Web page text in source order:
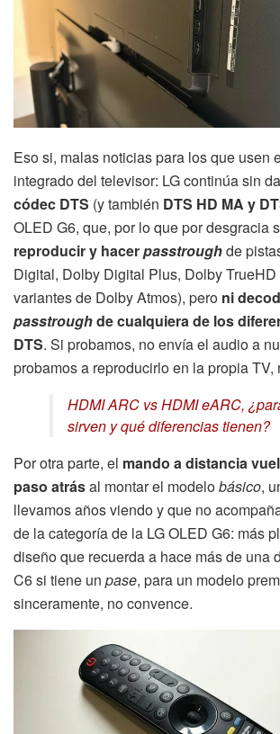
Eso si, malas noticias para los que usen
integrado del televisor: LG continúa sin
códec DTS (y también DTS HD MA y
OLED G6, que, por lo que por desgracia
reproducir y hacerpasstroughde
Digital, Dolby Digital Plus, Dolby
variantes de Dolby Atmos), pero ni
passtroughde cualquiera de los
DTS. Si probamos, no envía el audio a
probamos a reproducirlo en la propia TV,
HDMI ARC vs HDMI eARC,
sirven y qué diferencias tienen?
Por otra parte, el mando a distancia
paso atrásal montar el modelobásico,
llevamos años viendo y que no
de la categoría de la LG OLED G6: más
diseño que recuerda a hace más de una
C6 si tiene un pase, para un modelo
sinceramente, no convence.